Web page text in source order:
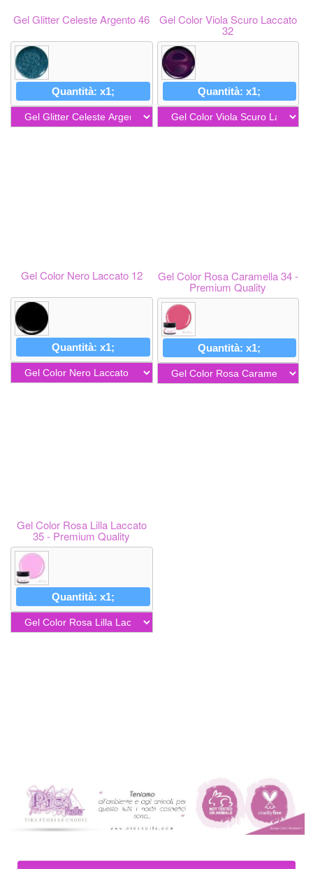
Gel Glitter Celeste Argento 46
Quantità: x1;
Gel Color Viola Scuro Laccato
32
Quantità: x1;
Gel Color Nero Laccato 12
Quantità: x1;
Gel Color Rosa Caramella 34 -
Premium Quality
Quantità: x1;
Gel Color Rosa Lilla Laccato
35 - Premium Quality
Quantità: x1;